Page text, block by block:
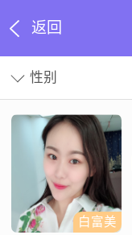
返回
性别
白富美